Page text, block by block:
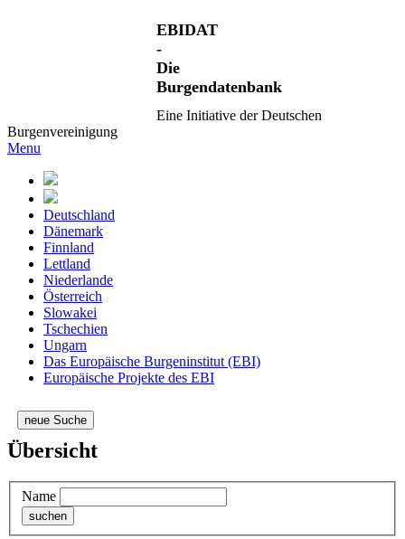
EBIDAT
-
Die
Burgendatenbank
Eine Initiative der Deutschen
Burgenvereinigung
Menu
Deutschland
Dänemark
Finnland
Lettland
Niederlande
Österreich
Slowakei
Tschechien
Ungarn
Das Europäische Burgeninstitut (EBI)
Europäische Projekte des EBI
neue Suche
Übersicht
Name